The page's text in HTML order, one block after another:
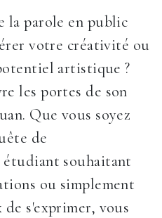
la parole en public
votre créativité ou
artistique ?
les portes de son
Que vous soyez
de
souhaitant
ou simplement
s'exprimer, vous